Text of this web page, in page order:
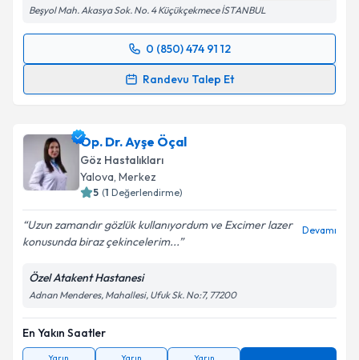
Takvim Talebini Gönder
Beşyol Mah. Akasya Sok. No. 4 Küçükçekmece İSTANBUL
0 (850) 474 91 12
Randevu Talep Et
Randevu Takvimi Talebi
için bir takvim hazırlandığında e-posta ile
bilgilendireceğiz.
E-posta Adresiniz
Metni'ni okudum ve kişisel verilerimin belirtilen
kapsamda işlenmesini kabul ediyorum.
Takvim Talebini Gönder
Op. Dr. Ayşe Öçal
Göz Hastalıkları
Yalova, Merkez
5 (1 Değerlendirme)
Uzun zamandır gözlük kullanıyordum ve Excimer lazer
konusunda biraz çekincelerim...
Devamı
Özel Atakent Hastanesi
Adnan Menderes, Mahallesi, Ufuk Sk. No:7, 77200
En Yakın Saatler